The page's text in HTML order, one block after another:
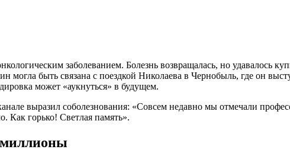
заболеванием. Болезнь возвращалась, но удавалось
могла быть связана с поездкой Николаева в Чернобыль, где он
может «аукнуться» в будущем.
выразил соболезнования: «Совсем недавно мы отмечали
Как горько! Светлая память».